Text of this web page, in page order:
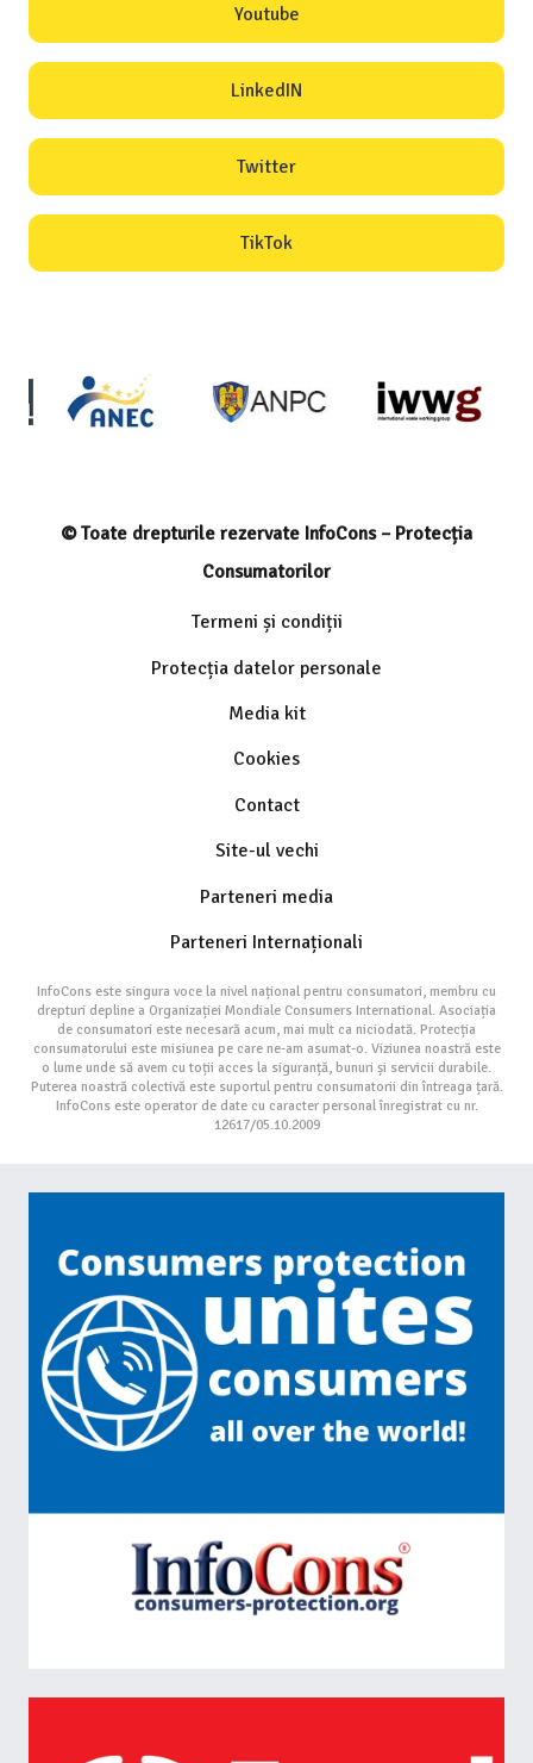
Youtube
LinkedIN
Twitter
TikTok
© Toate drepturile rezervate InfoCons – Protecția
Consumatorilor
Termeni și condiții
Protecția datelor personale
Media kit
Cookies
Contact
Site-ul vechi
Parteneri media
Parteneri Internaționali
InfoCons este singura voce la nivel național pentru consumatori, membru cu
drepturi depline a Organizației Mondiale Consumers International. Asociația
de consumatori este necesară acum, mai mult ca niciodată. Protecția
consumatorului este misiunea pe care ne-am asumat-o. Viziunea noastră este
o lume unde să avem cu toții acces la siguranță, bunuri și servicii durabile.
Puterea noastră colectivă este suportul pentru consumatorii din întreaga țară.
InfoCons este operator de date cu caracter personal înregistrat cu nr.
12617/05.10.2009